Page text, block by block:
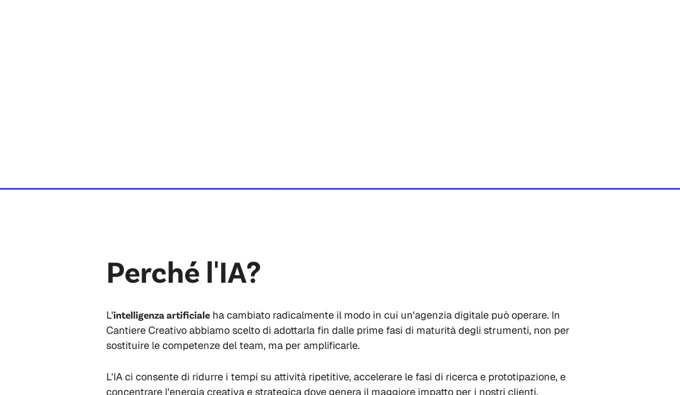
Perché l'IA?
L'intelligenza artificialeha cambiato radicalmente il modo in cui un'agenzia digitale può operare. In
Cantiere Creativo abbiamo scelto di adottarla fin dalle prime fasi di maturità degli strumenti, non per
sostituire le competenze del team, ma per amplificarle.
L'IA ci consente di ridurre i tempi su attività ripetitive, accelerare le fasi di ricerca e prototipazione, e
concentrare l'energia creativa e strategica dove genera il maggiore impatto per i nostri clienti.